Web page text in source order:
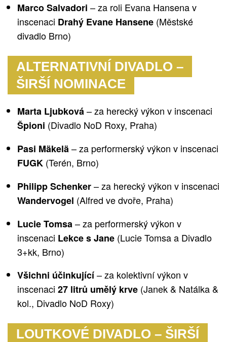
Marco Salvadori – za roli Evana Hansena v
inscenaci Drahý Evane Hansene (Městské
divadlo Brno)
ALTERNATIVNÍ DIVADLO –
ŠIRŠÍ NOMINACE
Marta Ljubková– za herecký výkon v inscenaci
Špioni (Divadlo NoD Roxy, Praha)
Pasi Mäkelä– za performerský výkon v inscenaci
FUGK (Terén, Brno)
Philipp Schenker– za herecký výkon v inscenaci
Wandervogel (Alfred ve dvoře, Praha)
Lucie Tomsa– za performerský výkon v
inscenaci Lekce s Jane (Lucie Tomsa a Divadlo
3+kk, Brno)
Všichni účinkující– za kolektivní výkon v
inscenaci 27 litrů umělý krve (Janek & Natálka &
kol., Divadlo NoD Roxy)
LOUTKOVÉ DIVADLO – ŠIRŠÍ